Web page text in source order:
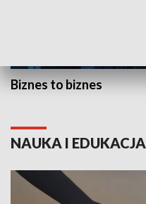
Biznes to biznes
NAUKA I EDUKACJA